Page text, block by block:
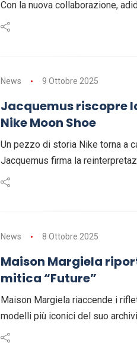
Con la nuova collaborazione,
News 9 Ottobre 2025
Jacquemus riscopre
Nike Moon Shoe
Un pezzo di storia Nike torna a
Jacquemus firma la
News 8 Ottobre 2025
Maison Margiela
mitica “Future”
Maison Margiela riaccende i
modelli più iconici del suo